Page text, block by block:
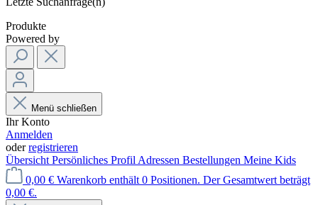
Produkte
Powered by
Menü schließen
Ihr Konto
Anmelden
oderregistrieren
Übersicht Persönliches Profil Adressen Bestellungen Meine Kids
0,00 € Warenkorb enthält 0 Positionen. Der Gesamtwert beträgt
0,00 €.